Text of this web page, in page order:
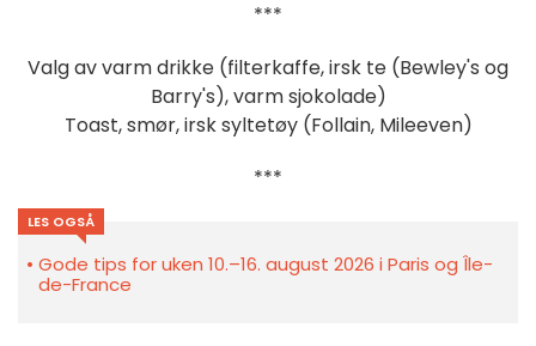
***
Valg av varm drikke (filterkaffe, irsk te (Bewley's og
Barry's), varm sjokolade)
Toast, smør, irsk syltetøy (Follain, Mileeven)
***
LES OGSÅ
Gode tips for uken 10.–16. august 2026 i Paris og Île-
de-France